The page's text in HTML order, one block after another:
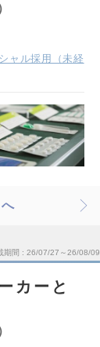
ャル採用（未経
期間 26/07/27～26/08/09
カーと